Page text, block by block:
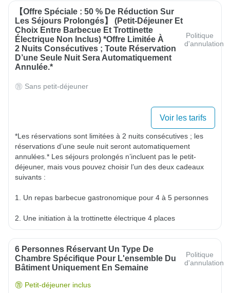
【Offre Spéciale : 50 % De Réduction Sur
Les Séjours Prolongés】 (Petit-Déjeuner Et
Choix Entre Barbecue Et Trottinette
Électrique Non Inclus) *Offre Limitée À
2 Nuits Consécutives ; Toute Réservation
D’une Seule Nuit Sera Automatiquement
Annulée.*
Politique
d'annulation
Sans petit-déjeuner
Voir les tarifs
*Les réservations sont limitées à 2 nuits consécutives ; les
réservations d’une seule nuit seront automatiquement
annulées.* Les séjours prolongés n’incluent pas le petit-
déjeuner, mais vous pouvez choisir l’un des deux cadeaux
suivants :
1. Un repas barbecue gastronomique pour 4 à 5 personnes
2. Une initiation à la trottinette électrique 4 places
6 Personnes Réservant Un Type De
Chambre Spécifique Pour L'ensemble Du
Bâtiment Uniquement En Semaine
Politique
d'annulation
Petit-déjeuner inclus